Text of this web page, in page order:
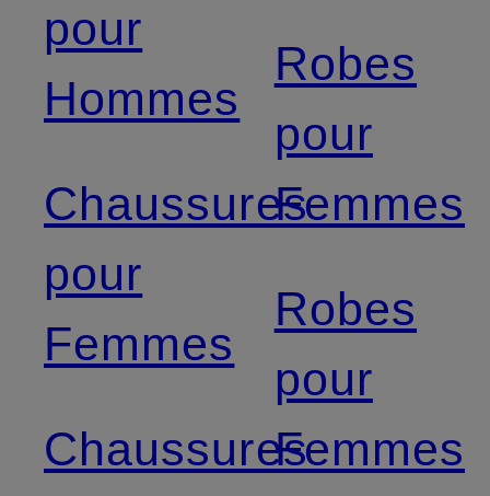
pour
Hommes
Chaussures
pour
Femmes
Chaussures
Robes
pour
Femmes
Robes
pour
Femmes